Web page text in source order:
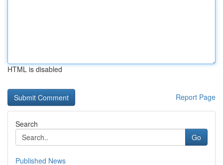
HTML is disabled
Report Page
Search
Go
Published News